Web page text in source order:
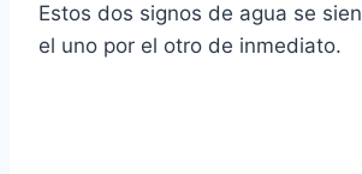
Estos dos signos de agua se
el uno por el otro de inmediato.